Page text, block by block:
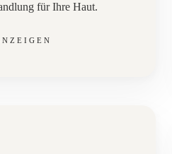
für Ihre Haut.